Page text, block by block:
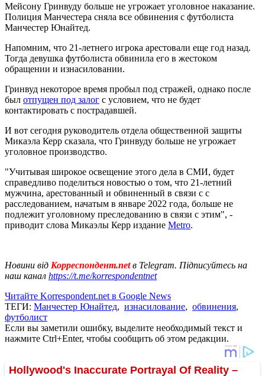
Мейсону Гринвуду больше не угрожает уголовное наказание.
Полиция Манчестера сняла все обвинения с футболиста
Манчестер Юнайтед.
Напомним, что 21-летнего игрока арестовали еще год назад.
Тогда девушка футболиста обвинила его в жестоком
обращении и изнасиловании.
Гринвуд некоторое время пробыл под стражей, однако после
был отпущен под залог с условием, что не будет
контактировать с пострадавшей.
И вот сегодня руководитель отдела общественной защиты
Микаэла Керр сказала, что Гринвуду больше не угрожает
уголовное производство.
"Учитывая широкое освещение этого дела в СМИ, будет
справедливо поделиться новостью о том, что 21-летний
мужчина, арестованный и обвиненный в связи с с
расследованием, начатым в январе 2022 года, больше не
подлежит уголовному преследованию в связи с этим", -
приводит слова Микаэлы Керр издание Metro.
Новини від Корреспондент.netв Telegram. Підписуйтесь на
наш канал https://t.me/korrespondentnet
Читайте Korrespondent.net в Google News
ТЕГИ: Манчестер Юнайтед, изнасилование, обвинения,
футболист
Если вы заметили ошибку, выделите необходимый текст и
нажмите Ctrl+Enter, чтобы сообщить об этом редакции.